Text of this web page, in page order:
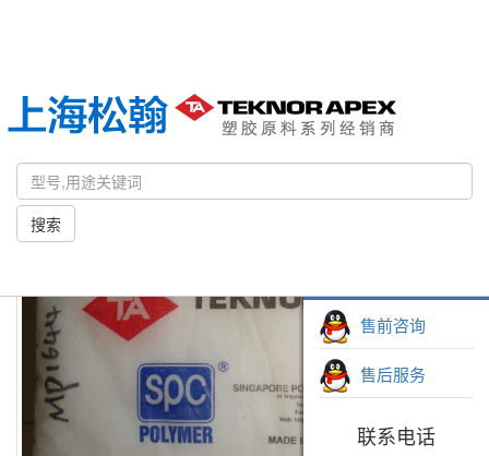
搜索
主页 产品筛选 Monprene® IN-15056
售前咨询
售后服务
联系电话
售前咨询
售后服务
联系电话